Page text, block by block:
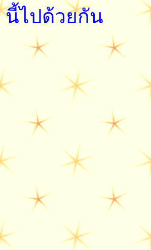
นี้ไปด้วยกัน